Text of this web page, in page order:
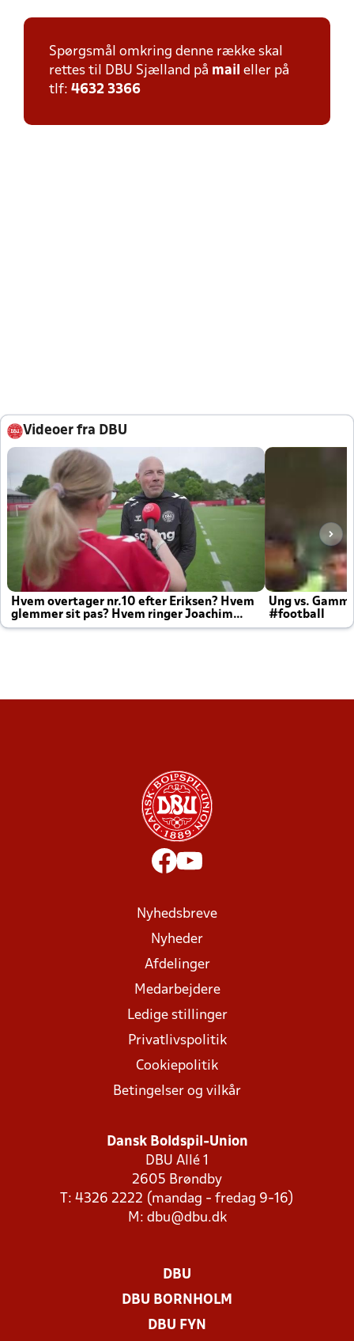
Spørgsmål omkring denne række skal
rettes til DBU Sjælland på mail eller på
tlf: 4632 3366
Videoer fra DBU
Hvem overtager nr.10 efter Eriksen? Hvem
glemmer sit pas? Hvem ringer Joachim
altid til efter kampe?
Ung vs.
#football
Nyhedsbreve
Nyheder
Afdelinger
Medarbejdere
Ledige stillinger
Privatlivspolitik
Cookiepolitik
Betingelser og vilkår
Dansk Boldspil-Union
DBU Allé 1
2605 Brøndby
T: 4326 2222 (mandag - fredag 9-16)
M: dbu@dbu.dk
DBU
DBU BORNHOLM
DBU FYN